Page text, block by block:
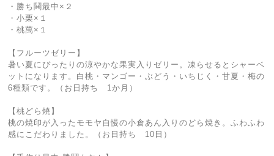
・勝ち鬨最中×２
・小栗×１
・桃萬×１
【フルーツゼリー】
暑い夏にぴったりの涼やかな果実入りゼリー。凍らせるとシャーベ
ットになります。白桃・マンゴー・ぶどう・いちじく・甘夏・梅の
6種類です。（お日持ち 1か月）
【桃どら焼】
桃の焼印が入ったモモヤ自慢の小倉あん入りのどら焼き。ふわふわ
感にこだわりました。（お日持ち 10日）